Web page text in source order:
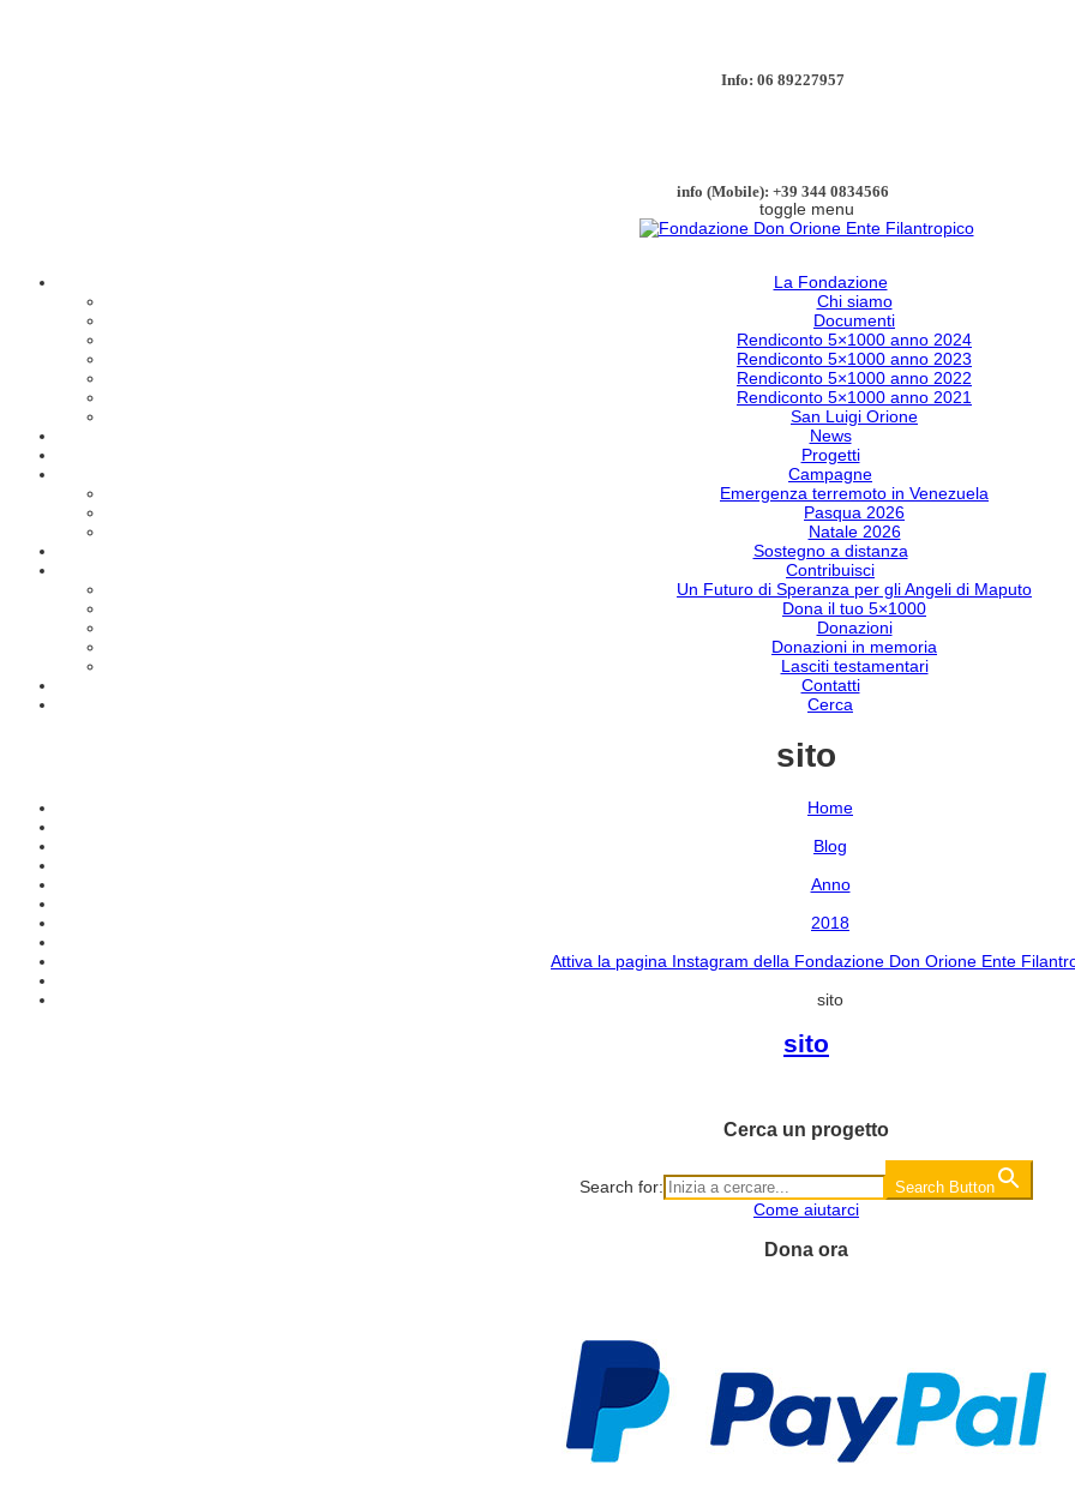
Info: 06 89227957
info (Mobile): +39 344 0834566
toggle menu
La Fondazione
Chi siamo
Documenti
Rendiconto 5×1000 anno 2024
Rendiconto 5×1000 anno 2023
Rendiconto 5×1000 anno 2022
Rendiconto 5×1000 anno 2021
San Luigi Orione
News
Progetti
Campagne
Emergenza terremoto in Venezuela
Pasqua 2026
Natale 2026
Sostegno a distanza
Contribuisci
Un Futuro di Speranza per gli Angeli di Maputo
Dona il tuo 5×1000
Donazioni
Donazioni in memoria
Lasciti testamentari
Contatti
Cerca
sito
Home
Blog
Anno
2018
Attiva la pagina Instagram della Fondazione Don Orione Ente
sito
sito
Cerca un progetto
Search for: Search Button
Come aiutarci
Dona ora